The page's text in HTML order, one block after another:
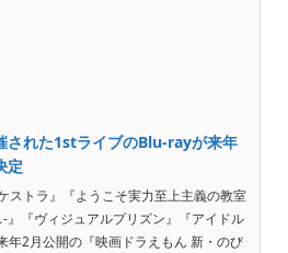
された1stライブのBlu-rayが来年
定
ストラ』『ようこそ実力至上主義の教室
』『ヴィジュアルプリズン』『アイドル
年2月公開の『映画ドラえもん 新・のび